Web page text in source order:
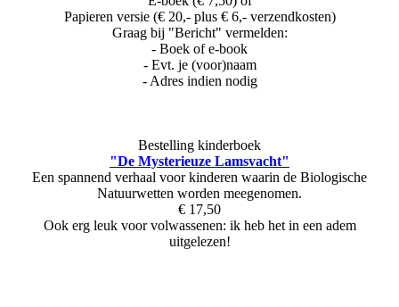
Papieren versie (€ 20,- plus € 6,- verzendkosten)
Graag bij "Bericht" vermelden:
- Boek of e-book
- Evt. je (voor)naam
- Adres indien nodig
Bestelling kinderboek
"De Mysterieuze Lamsvacht"
Een spannend verhaal voor kinderen waarin de Biologische
Natuurwetten worden meegenomen.
€ 17,50
Ook erg leuk voor volwassenen: ik heb het in een adem
uitgelezen!